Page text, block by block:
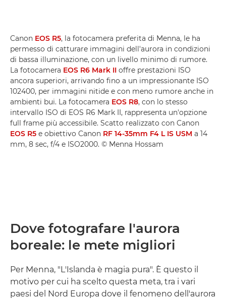
Canon EOS R5, la fotocamera preferita di Menna, le ha
permesso di catturare immagini dell'aurora in condizioni
di bassa illuminazione, con un livello minimo di rumore.
La fotocamera EOS R6 Mark II offre prestazioni ISO
ancora superiori, arrivando fino a un impressionante ISO
102400, per immagini nitide e con meno rumore anche in
ambienti bui. La fotocamera EOS R8, con lo stesso
intervallo ISO di EOS R6 Mark II, rappresenta un'opzione
full frame più accessibile. Scatto realizzato con Canon
EOS R5 e obiettivo Canon RF 14-35mm F4 L IS USM a 14
mm, 8 sec, f/4 e ISO2000. © Menna Hossam
Dove fotografare l'aurora
boreale: le mete migliori
Per Menna, "L'Islanda è magia pura". È questo il
motivo per cui ha scelto questa meta, tra i vari
paesi del Nord Europa dove il fenomeno dell'aurora